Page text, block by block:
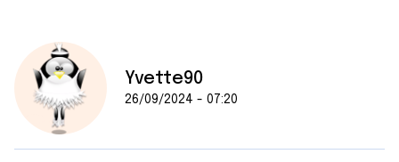
Yvette90
26/09/2024 - 07:20